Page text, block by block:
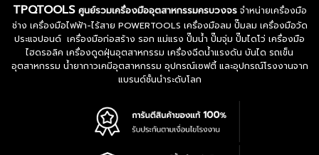
TPQTOOLS ศูนย์รวมเครื่องมืออุตสาหกรรมครบวงจรจำหน่ายเครื่องมือ
ช่าง เครื่องมือไฟฟ้า-ไร้สาย POWERTOOLS เครื่องมือลม ปั๊มลม เครื่องมือวัด
ประแจปอนด์ เครื่องมือก่อสร้าง รอก แม่แรง ปั๊มน้ำ ปั๊มจุ่ม ปั๊มไดโว่ เครื่องมือ
ไฮดรอลิค เครื่องดูดฝุ่นอุตสาหกรรม เครื่องฉีดน้ำแรงดัน บันได รถเข็น
อุตสาหกรรม น้ำยากาวเคมีอุตสาหกรรม อุปกรณ์เซฟตี้ และอุปกรณ์โรงงานจาก
แบรนด์ชั้นนำระดับโลก